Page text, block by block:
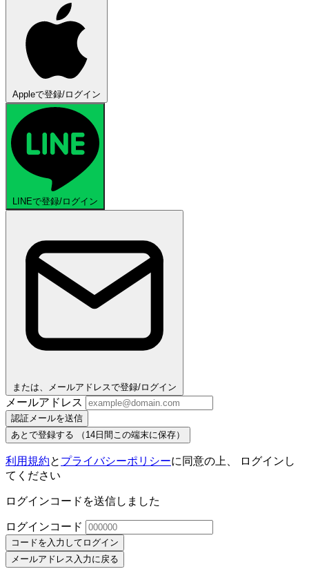
Appleで登録/ログイン
LINEで登録/ログイン
または、メールアドレスで登録/ログイン
メールアドレス
認証メールを送信
あとで登録する
（14日間この端末に保存）
利用規約と プライバシーポリシーに同意の上、 ログインし
てください
ログインコードを送信しました
ログインコード
コードを入力してログイン
メールアドレス入力に戻る